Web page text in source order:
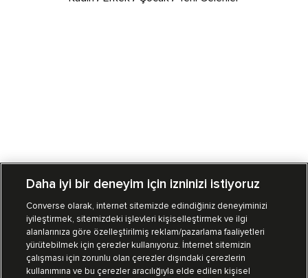
Mağazalarımız Sipariş Takibi
Müşteri İlişkileri
Daha iyi bir deneyim için izninizi istiyoruz
Converse olarak, internet sitemizde edindiğiniz deneyiminizi
iyileştirmek, sitemizdeki işlevleri kişiselleştirmek ve ilgi
alanlarınıza göre özelleştirilmiş reklam/pazarlama faaliyetleri
yürütebilmek için çerezler kullanıyoruz. İnternet sitemizin
çalışması için zorunlu olan çerezler dışındaki çerezlerin
kullanımına ve bu çerezler aracılığıyla elde edilen kişisel